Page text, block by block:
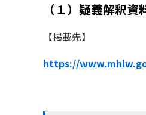
（１）疑義解釈
【掲載先】
https://